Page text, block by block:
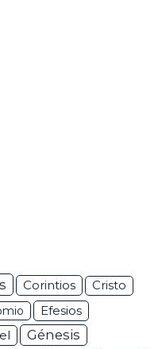
Corintios Cristo
Efesios
Génesis